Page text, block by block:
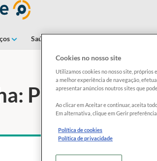
Saúde e Alimentação
Plano de
Cookies no nosso site
Utilizamos cookies no nosso site,
a melhor experiência de navegação,
apresentar anúncios noutros sites que
Ao clicar em Aceitar e continuar, aceita
Em alternativa, clique em Gerir
Política de cookies
Política de privacidade